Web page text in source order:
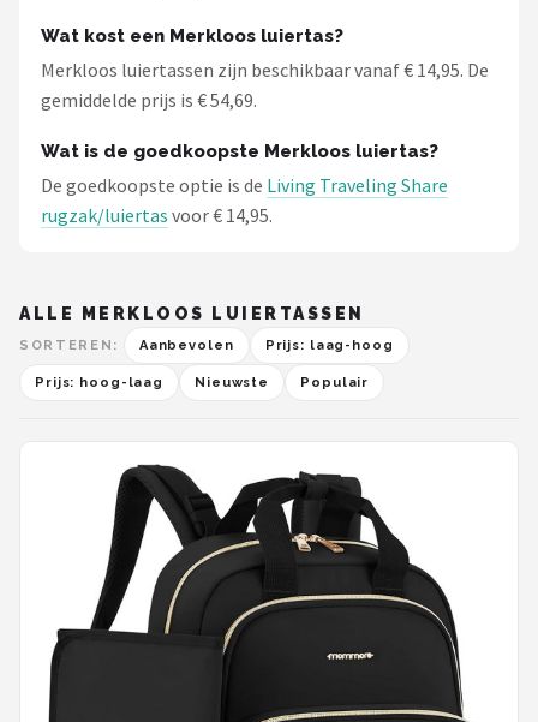
Wat kost een Merkloos luiertas?
Merkloos luiertassen zijn beschikbaar vanaf € 14,95. De
gemiddelde prijs is € 54,69.
Wat is de goedkoopste Merkloos luiertas?
De goedkoopste optie is de Living Traveling Share
rugzak/luiertas voor € 14,95.
ALLE MERKLOOS LUIERTASSEN
SORTEREN: Aanbevolen Prijs: laag-hoog
Prijs: hoog-laag Nieuwste Populair